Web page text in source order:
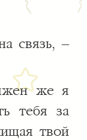
связь, –
же я
тебя за
твой